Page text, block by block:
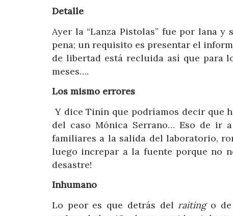
Detalle
Ayer la “Lanza Pistolas” fue por lana
pena; un requisito es presentar el
de libertad está recluida así que para
meses….
Los mismo errores
Y dice Tinín que podríamos decir que
del caso Mónica Serrano… Eso de ir
familiares a la salida del laboratorio,
luego increpar a la fuente porque no
desastre!
Inhumano
Lo peor es que detrás del raitingo de